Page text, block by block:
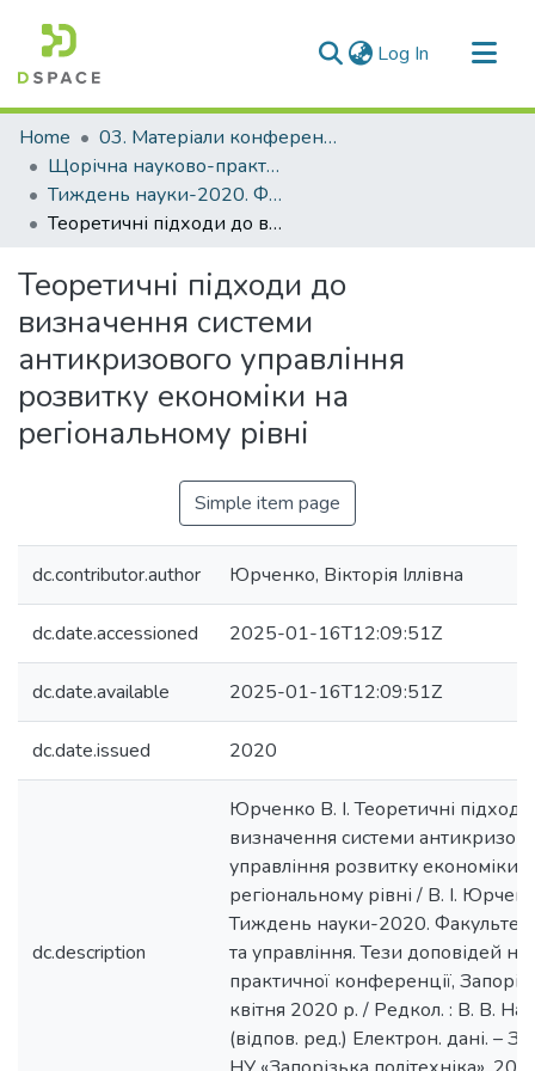
Log In (current)
Communities & Collections
All of DSpace
Statistics
Home
03. Матеріали конференцій та семінарів
Щорічна науково-практична конференція «Тиждень науки»
Тиждень науки-2020. Факультет економіки та управління
Теоретичні підходи до визначення системи антикризового управління розвитку економіки на регіональному рівні
Теоретичні підходи до
визначення системи
антикризового управління
розвитку економіки на
регіональному рівні
Simple item page
dc.contributor.author Юрченко, Вікторія Іллівна
dc.date.accessioned 2025-01-16T12:09:51Z
dc.date.available 2025-01-16T12:09:51Z
dc.date.issued 2020
dc.description
Юрченко В. І. Теоретичні
визначення системи
управління розвитку економіки
регіональному рівні / В. І.
Тиждень науки-2020. Факультет
та управління. Тези доповідей
практичної конференції,
квітня 2020 р. / Редкол. : В. В.
(відпов. ред.) Електрон. дані. –